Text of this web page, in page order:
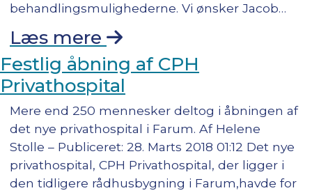
behandlingsmulighederne. Vi ønsker Jacob…
Læs mere
Festlig åbning af CPH
Privathospital
Mere end 250 mennesker deltog i åbningen af
det nye privathospital i Farum. Af Helene
Stolle – Publiceret: 28. Marts 2018 01:12 Det nye
privathospital, CPH Privathospital, der ligger i
den tidligere rådhusbygning i Farum,havde for